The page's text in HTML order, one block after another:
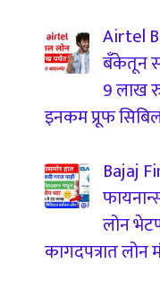
Airtel
बँकेतून
9 लाख
इनकम प्रूफ
Bajaj
लोन
कागदपत्रात